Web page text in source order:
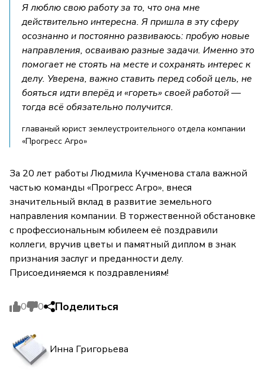
Я люблю свою работу за то, что она мне
действительно интересна. Я пришла в эту сферу
осознанно и постоянно развиваюсь: пробую новые
направления, осваиваю разные задачи. Именно это
помогает не стоять на месте и сохранять интерес к
делу. Уверена, важно ставить перед собой цель, не
бояться идти вперёд и «гореть» своей работой —
тогда всё обязательно получится.
главаный юрист землеустроительного отдела компании
«Прогресс Агро»
За 20 лет работы Людмила Кучменова стала важной
частью команды «Прогресс Агро», внеся
значительный вклад в развитие земельного
направления компании. В торжественной обстановке
с профессиональным юбилеем её поздравили
коллеги, вручив цветы и памятный диплом в знак
признания заслуг и преданности делу.
Присоединяемся к поздравлениям!
0 0 Поделиться
Инна Григорьева